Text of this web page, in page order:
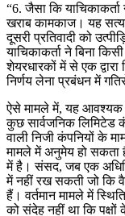
“6. जैसा कि
खराब कामकाज। यह सत्य
दूसरी प्रतिवादी को
याचिकाकर्ता ने बिना
शेयरधारकों में से एक
निर्णय लेना प्रबंधन में
ऐसे मामले में, यह आवश्यक
कुछ सार्वजनिक लिमिटेड
वाली निजी कंपनियों के
मामले में अनुमेय हो सकता
में है। संसद, जब एक
में नहीं रख सकती जो कि
हैं। वर्तमान मामले में
को संदेह नहीं था कि